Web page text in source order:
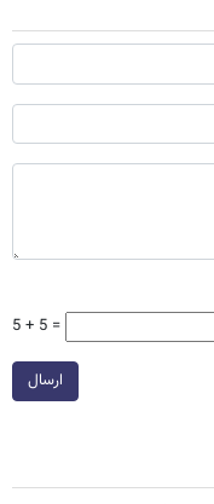
5 + 5 =
ارسال